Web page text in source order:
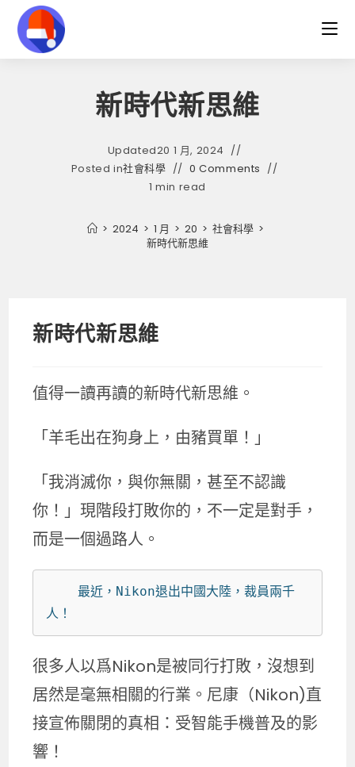
content
新時代新思維
Updated20 1 月, 2024
Posted in社會科學
0 Comments
1 min read
> 2024 > 1 月 > 20 > 社會科學 >
新時代新思維
新時代新思維
值得一讀再讀的新時代新思維。
「羊毛出在狗身上，由豬買單！」
「我消滅你，與你無關，甚至不認識
你！」現階段打敗你的，不一定是對手，
而是一個過路人。
人！
很多人以爲Nikon是被同行打敗，沒想到
居然是毫無相關的行業。尼康（Nikon)直
接宣佈關閉的真相：受智能手機普及的影
響！